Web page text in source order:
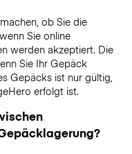
ob Sie die
Sie online
werden akzeptiert. Die
Sie Ihr Gepäck
Gepäcks ist nur gültig,
erfolgt ist.